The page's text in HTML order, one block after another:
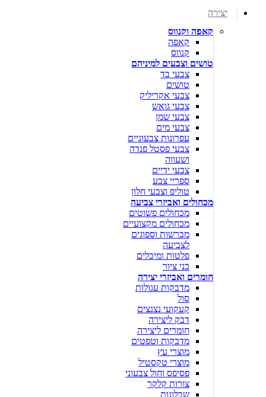
יצירה
קאפה וקנווס
קאפה
קנווס
טושים וצבעים למיניהם
צבעי בד
טושים
צבעי אקריליק
צבעי גואש
צבעי שמן
צבעי מים
עפרונות צבעוניים
צבעי פסטל פנדה
ושעווה
צבעי ידיים
ספריי צבע
טוליפ וצבעי חלון
מכחולים ואביזרי צביעה
מכחולים פשוטים
מכחולים מקצועיים
מברשות וספוגים
לצביעה
פלטות ומיכלים
כני ציור
חומרים ואביזרי יצירה
מדבקות עגולות
סול
קעקועי נצנצים
דבק ליצירה
חומרים ליצירה
מדבקות וטפטים
מוצרי עץ
מוצרי טקסטיל
פסיפס וחול צבעוני
צורות קלקר
שבלונות